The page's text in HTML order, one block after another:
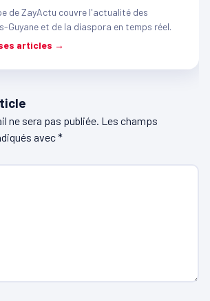
de ZayActu couvre l'actualité des
Guyane et de la diaspora en temps réel.
articles →
ne sera pas publiée. Les champs
avec*